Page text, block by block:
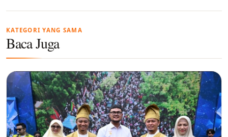
KATEGORI YANG SAMA
Baca Juga